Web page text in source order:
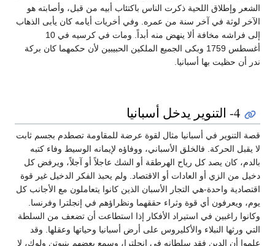
الشعر وإطلاق اللحية ذكرت الناس باكتئاب أبيه من قبل، وأصابته هو
الآخر لوثة في آخر سنة من عمره. وفي أخريات أيامه كان يأبى الذهاب
إلى فراشه مخافة ألا ينهض منه أبداً. ومات في كرسيه في 10
أغسطس 1759 وبكى الجميع الملكين الحبيبين لأن حكمهما كان بركة
ندر أن حظيت بها أسبانيا.
4- التنوير يدخل أسبانيا
قصة التنوير في أسبانيا مثال لقوة عرضة للمقاومة تصطدم بجسم ثابت
لا يقبل الحركة. فالخلق الأسباني، ووفاؤه لإيمانه الوسيط وفاء كتبه
بالدم، كان يصد كل رياح الهرطقة أو الشك عاجلاً أو آجلاً، ويرفض كل
دخيل من الزي أو العادات أو الاقتصاد. ولم يحبذ الفكر الدخيل غير قوة
اقتصادية واحدة-هي التجار الأسبان الذين كانوا يتعاملون مع الأجانب كل
يوم، ويعرفون أي قوة وثراء حققهما ونظراؤهم في إنجلترا وفرنسا.
وكانوا راغبين في استيراد الأفكار إذا استطاعت أن تضعف من السلطة
التي ورثها النبلاء والأكليروس على أرض أسبانيا وحياتها وعقلها. وقد
علموا أن الدين فقد سلطانه في إنجلترا، وسمع بعضهم بنيوتن ولوك، لا